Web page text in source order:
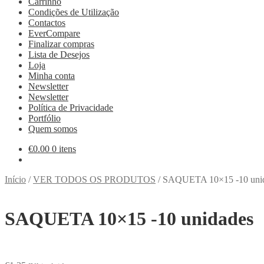
Condições de Utilização
Contactos
EverCompare
Finalizar compras
Lista de Desejos
Loja
Minha conta
Newsletter
Newsletter
Política de Privacidade
Portfólio
Quem somos
€0.00 0 itens
Início /VER TODOS OS PRODUTOS / SAQUETA 10×15 -10
SAQUETA 10×15 -10 unidades